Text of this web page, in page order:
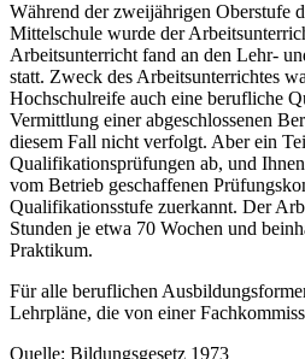
Während der zweijährigen Oberstufe
Mittelschule wurde der
Arbeitsunterricht fand an den Lehr-
statt. Zweck des Arbeitsunterrichtes
Hochschulreife auch eine berufliche
Vermittlung einer abgeschlossenen
diesem Fall nicht verfolgt. Aber ein
Qualifikationsprüfungen ab, und
vom Betrieb geschaffenen
Qualifikationsstufe zuerkannt. Der
Stunden je etwa 70 Wochen und
Praktikum.
Für alle beruflichen
Lehrpläne, die von einer
Quelle: Bildungsgesetz 1973